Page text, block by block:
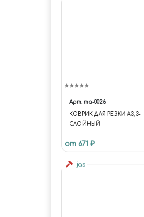
Арт. ma-0026
КОВРИК ДЛЯ РЕЗКИ А3, 3-
СЛОЙНЫЙ
от 671 ₽
jas